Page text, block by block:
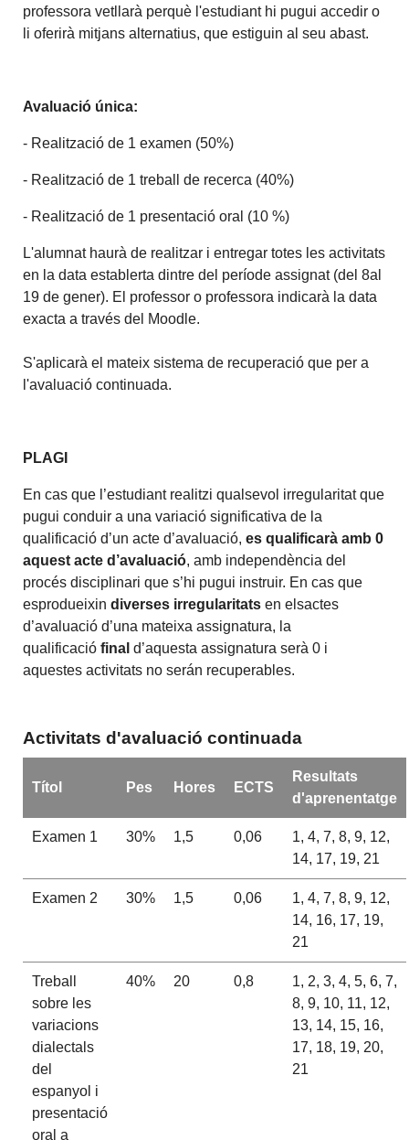
professora vetllarà perquè l'estudiant hi pugui accedir o
li oferirà mitjans alternatius, que estiguin al seu abast.
Avaluació única:
- Realització de 1 examen (50%)
- Realització de 1 treball de recerca (40%)
- Realització de 1 presentació oral (10 %)
L'alumnat haurà de realitzar i entregar totes les activitats
en la data establerta dintre del període assignat (del 8al
19 de gener). El professor o professora indicarà la data
exacta a través del Moodle.
S'aplicarà el mateix sistema de recuperació que per a
l'avaluació continuada.
PLAGI
En cas que l’estudiant realitzi qualsevol irregularitat que
pugui conduir a una variació significativa de la
qualificació d’un acte d’avaluació,es qualificarà amb 0
aquest acte d’avaluació, amb independència del
procés disciplinari que s’hi pugui instruir. En cas que
esprodueixindiverses irregularitats en elsactes
d’avaluació d’una mateixa assignatura, la
qualificaciófinal d’aquesta assignatura serà 0 i
aquestes activitats no serán recuperables.
Activitats d'avaluació continuada
Títol Pes Hores ECTS
Resultats
d'aprenentatge
Examen 1 30% 1,5 0,06
1, 4, 7, 8, 9, 12,
14, 17, 19, 21
Examen 2 30% 1,5 0,06
1, 4, 7, 8, 9, 12,
14, 16, 17, 19,
21
Treball
sobre les
variacions
dialectals
del
espanyol i
presentació
oral a
40% 20 0,8
1, 2, 3, 4, 5, 6, 7,
8, 9, 10, 11, 12,
13, 14, 15, 16,
17, 18, 19, 20,
21